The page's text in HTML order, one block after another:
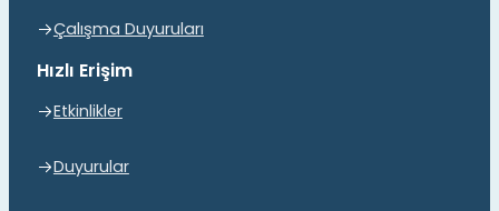
Çalışma Duyuruları
Hızlı Erişim
Etkinlikler
Duyurular